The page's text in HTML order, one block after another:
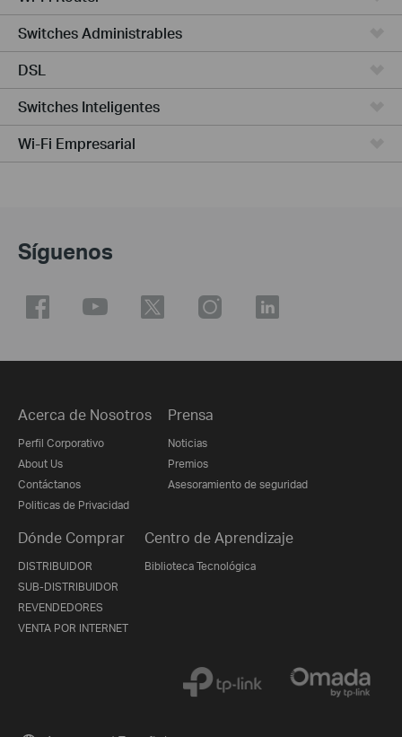
Switches Administrables
DSL
Switches Inteligentes
Wi-Fi Empresarial
Síguenos
Acerca de Nosotros
Perfil Corporativo
About Us
Contáctanos
Politicas de Privacidad
Prensa
Noticias
Premios
Asesoramiento de seguridad
Dónde Comprar
DISTRIBUIDOR
SUB-DISTRIBUIDOR
REVENDEDORES
VENTA POR INTERNET
Centro de Aprendizaje
Biblioteca Tecnológica